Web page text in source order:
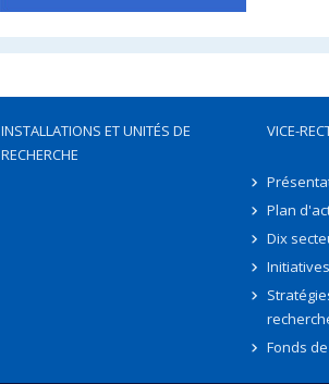
INSTALLATIONS ET UNITÉS DE
RECHERCHE
VICE-
Plan
Dix
Fonds